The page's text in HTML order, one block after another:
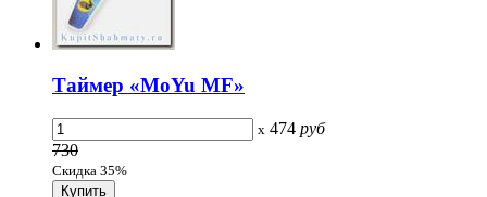
Таймер «MoYu MF»
x 474 руб
730
Скидка 35%